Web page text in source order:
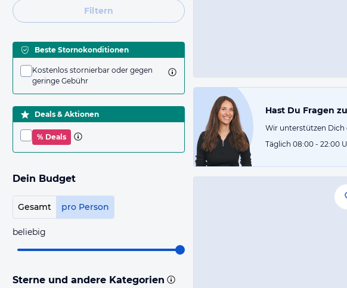
Filtern
Beste Stornokonditionen
Kostenlos stornierbar oder gegen
geringe Gebühr
Deals & Aktionen
% Deals
Dein Budget
Gesamt pro Person
beliebig
Sterne und andere Kategorien
Hast Du Fragen
Wir unterstützen Dich
Täglich 08:00 - 22:00